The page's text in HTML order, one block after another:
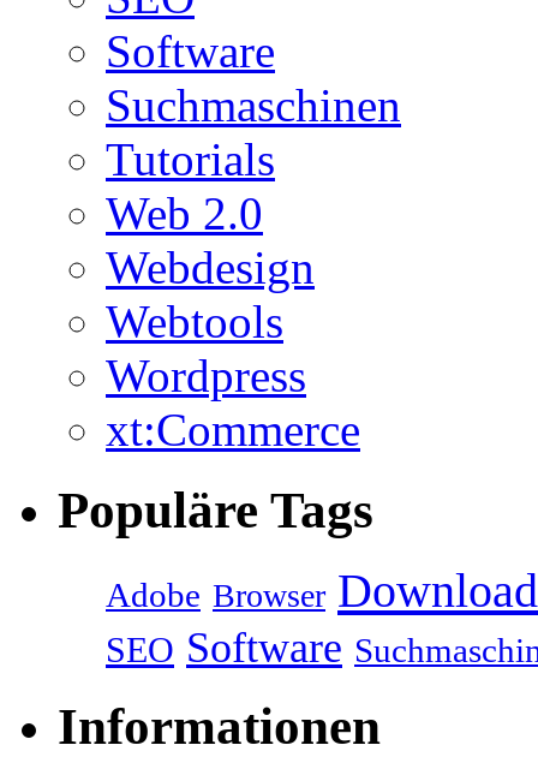
Software
Suchmaschinen
Tutorials
Web 2.0
Webdesign
Webtools
Wordpress
xt:Commerce
Populäre Tags
Adobe Browser Download
SEO Software
Informationen